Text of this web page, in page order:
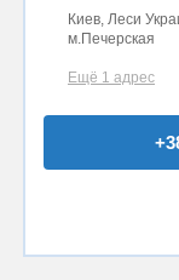
Киев, Леси
м.Печерская
Ещё 1 адрес